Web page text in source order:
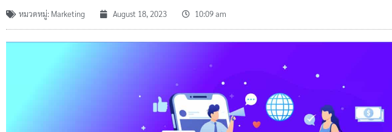
หมวดหมู่: Marketing August 18, 2023 10:09 am